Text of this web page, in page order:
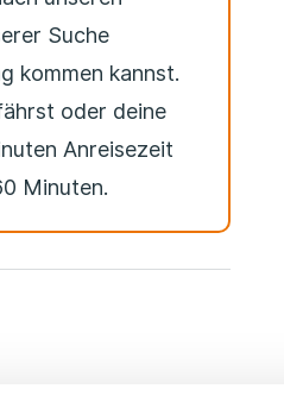
Suche
kommen kannst.
oder deine
Anreisezeit
Minuten.